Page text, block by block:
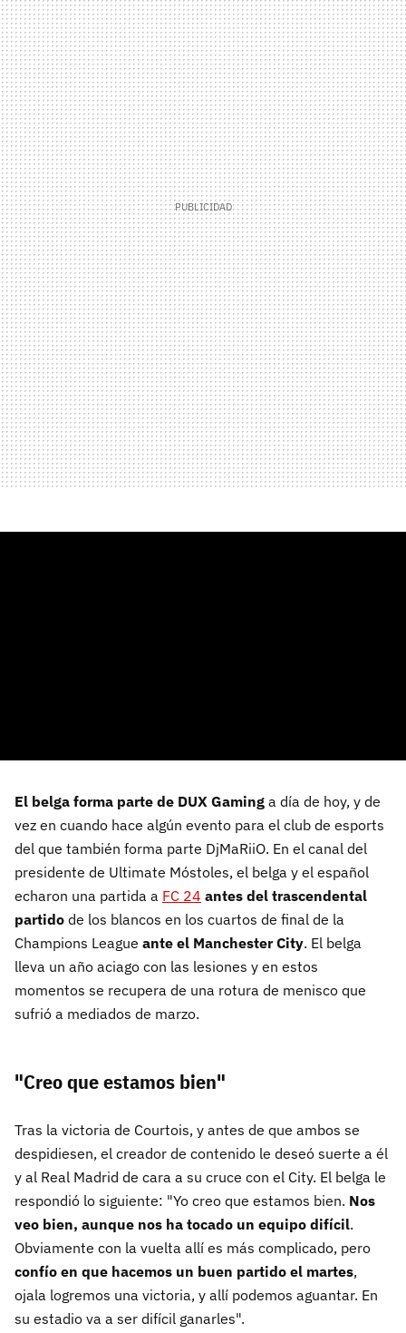
El belga forma parte de DUX Gaming a día de hoy, y de
vez en cuando hace algún evento para el club de esports
del que también forma parte DjMaRiiO. En el canal del
presidente de Ultimate Móstoles, el belga y el español
echaron una partida a FC 24 antes del trascendental
partido de los blancos en los cuartos de final de la
Champions League ante el Manchester City. El belga
lleva un año aciago con las lesiones y en estos
momentos se recupera de una rotura de menisco que
sufrió a mediados de marzo.
"Creo que estamos bien"
Tras la victoria de Courtois, y antes de que ambos se
despidiesen, el creador de contenido le deseó suerte a él
y al Real Madrid de cara a su cruce con el City. El belga le
respondió lo siguiente: "Yo creo que estamos bien. Nos
veo bien, aunque nos ha tocado un equipo difícil.
Obviamente con la vuelta allí es más complicado, pero
confío en que hacemos un buen partido el martes,
ojala logremos una victoria, y allí podemos aguantar. En
su estadio va a ser difícil ganarles".